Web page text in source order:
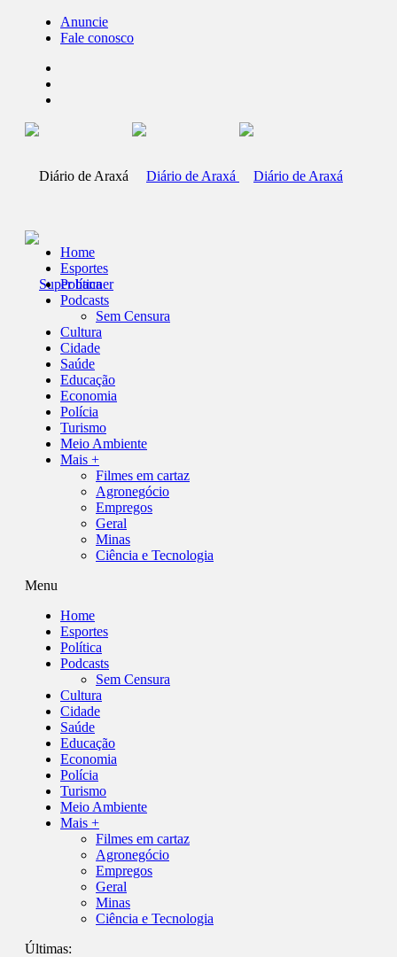
Anuncie
Fale conosco
Home
Esportes
Política
Podcasts
Sem Censura
Cultura
Cidade
Saúde
Educação
Economia
Polícia
Turismo
Meio Ambiente
Mais +
Filmes em cartaz
Agronegócio
Empregos
Geral
Minas
Ciência e Tecnologia
Menu
Home
Esportes
Política
Podcasts
Sem Censura
Cultura
Cidade
Saúde
Educação
Economia
Polícia
Turismo
Meio Ambiente
Mais +
Filmes em cartaz
Agronegócio
Empregos
Geral
Minas
Ciência e Tecnologia
Últimas: